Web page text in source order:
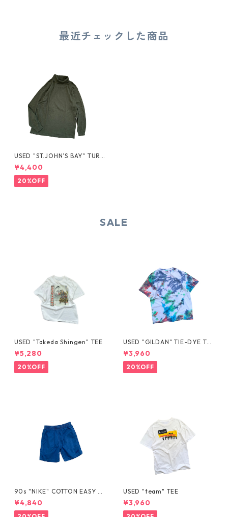
最近チェックした商品
USED "ST.JOHN’S BAY" TURT
LE-NECK L/S
¥4,400
20%OFF
SALE
USED "Takeda Shingen" TEE
¥5,280
20%OFF
USED "GILDAN" TIE-DYE TE
E
¥3,960
20%OFF
90s "NIKE" COTTON EASY S
HORTS
¥4,840
USED "team" TEE
¥3,960